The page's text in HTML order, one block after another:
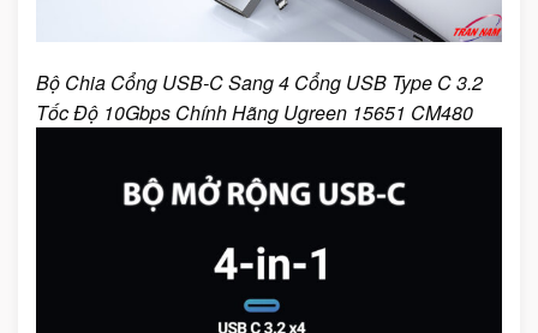
Bộ Chia Cổng USB-C Sang 4 Cổng USB Type C 3.2
Tốc Độ 10Gbps Chính Hãng Ugreen 15651 CM480